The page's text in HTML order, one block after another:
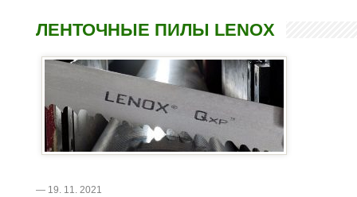
ЛЕНТОЧНЫЕ ПИЛЫ LENOX
— 19. 11. 2021